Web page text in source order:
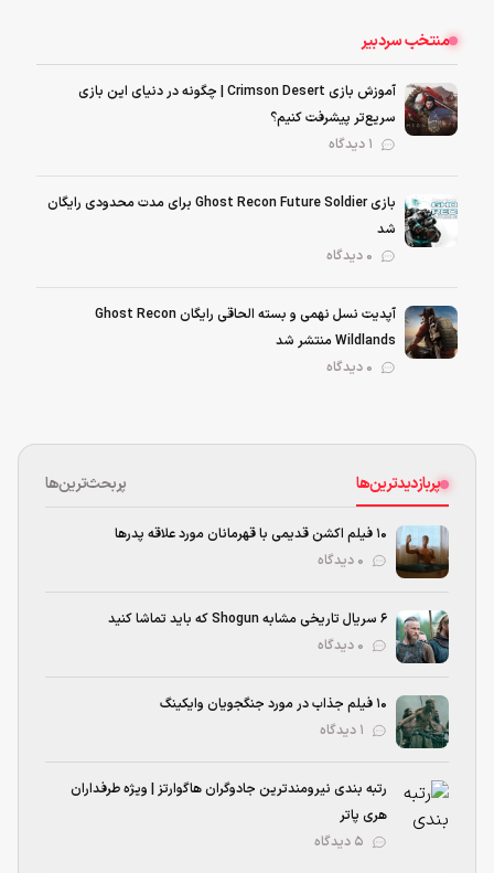
منتخب سردبیر
آموزش بازی Crimson Desert | چگونه در دنیای این بازی
سریع‌تر پیشرفت کنیم؟
بازی Ghost Recon Future Soldier برای مدت محدودی رایگان
شد
آپدیت نسل نهمی و بسته الحاقی رایگان Ghost Recon
Wildlands منتشر شد
پربازدیدترین‌ها پربحث‌ترین‌ها
۱۰ فیلم اکشن قدیمی با قهرمانان مورد علاقه پدرها
۶ سریال تاریخی مشابه Shogun که باید تماشا کنید
۱۰ فیلم جذاب در مورد جنگجویان وایکینگ
رتبه بندی نیرومند‌ترین جادوگران هاگوارتز | ویژه طرفداران
هری پاتر